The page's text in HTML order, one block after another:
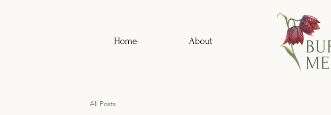
Home About
All Posts